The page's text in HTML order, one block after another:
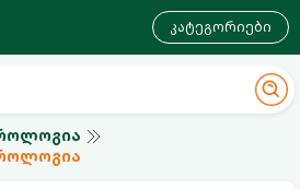
კატეგორიები